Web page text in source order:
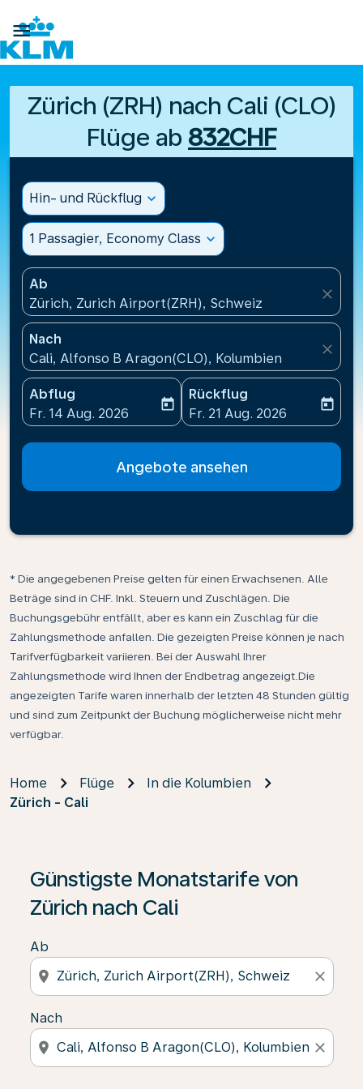

Zürich (ZRH) nach Cali (CLO)
Flüge ab 832CHF
Hin- und Rückflug expand_more
1 Passagier, Economy Class expand_more
Ab
Zürich, Zurich Airport(ZRH), Schweiz
close
Nach
Cali, Alfonso B Aragon(CLO), Kolumbien
close
Abflug
fc-booking-departure-date-aria-label
Fr. 14 Aug. 2026
today
Rückflug
fc-booking-return-date-
Fr. 21 Aug. 2026
today
Angebote ansehen
* Die angegebenen Preise gelten für einen Erwachsenen. Alle
Beträge sind in CHF. Inkl. Steuern und Zuschlägen. Die
Buchungsgebühr entfällt, aber es kann ein Zuschlag für die
Zahlungsmethode anfallen. Die gezeigten Preise können je nach
Tarifverfügbarkeit variieren. Bei der Auswahl Ihrer
Zahlungsmethode wird Ihnen der Endbetrag angezeigt.Die
angezeigten Tarife waren innerhalb der letzten 48 Stunden gültig
und sind zum Zeitpunkt der Buchung möglicherweise nicht mehr
verfügbar.
Home Flüge
In die Kolumbien
Zürich - Cali
Günstigste Monatstarife von
Zürich nach Cali
Ab
location_on close
Nach
location_on close